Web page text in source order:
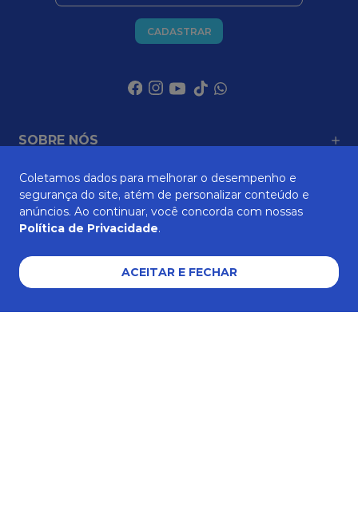
CADASTRAR
SOBRE NÓS
ATENDIMENTO
AJUDA E SUPORTE
Coletamos dados para melhorar o desempenho e
segurança do site, atém de personalizar conteúdo e
anúncios. Ao continuar, você concorda com nossas
Política de Privacidade.
ACEITAR E FECHAR